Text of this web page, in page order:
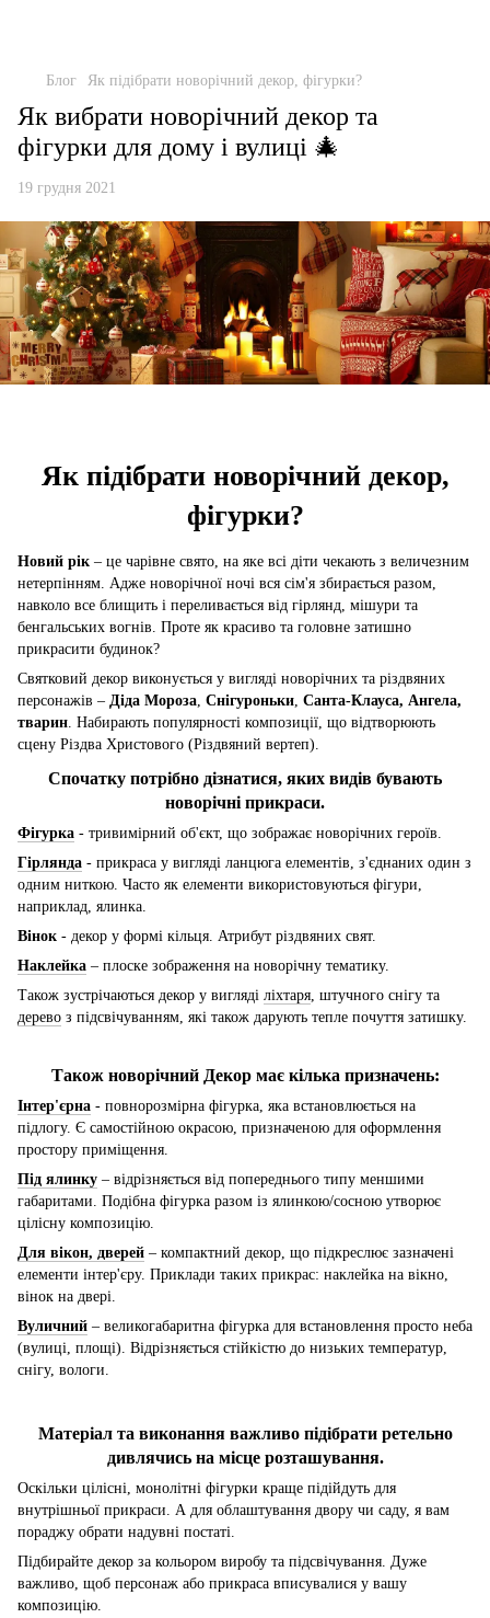
Блог Як підібрати новорічний декор, фігурки?
Як вибрати новорічний декор та
фігурки для дому і вулиці 🎄
19 грудня 2021
Як підібрати новорічний декор,
фігурки?
Новий рік – це чарівне свято, на яке всі діти чекають з величезним
нетерпінням. Адже новорічної ночі вся сім'я збирається разом,
навколо все блищить і переливається від гірлянд, мішури та
бенгальських вогнів. Проте як красиво та головне затишно
прикрасити будинок?
Святковий декор виконується у вигляді новорічних та різдвяних
персонажів – Діда Мороза, Снігуроньки, Санта-Клауса, Ангела,
тварин. Набирають популярності композиції, що відтворюють
сцену Різдва Христового (Різдвяний вертеп).
Спочатку потрібно дізнатися, яких видів бувають
новорічні прикраси.
Фігурка - тривимірний об'єкт, що зображає новорічних героїв.
Гірлянда - прикраса у вигляді ланцюга елементів, з'єднаних один з
одним ниткою. Часто як елементи використовуються фігури,
наприклад, ялинка.
Вінок - декор у формі кільця. Атрибут різдвяних свят.
Наклейка – плоске зображення на новорічну тематику.
Також зустрічаються декор у вигляді ліхтаря, штучного снігу та
дерево з підсвічуванням, які також дарують тепле почуття затишку.
Також новорічний Декор має кілька призначень:
Інтер'єрна - повнорозмірна фігурка, яка встановлюється на
підлогу. Є самостійною окрасою, призначеною для оформлення
простору приміщення.
Під ялинку – відрізняється від попереднього типу меншими
габаритами. Подібна фігурка разом із ялинкою/сосною утворює
цілісну композицію.
Для вікон, дверей – компактний декор, що підкреслює зазначені
елементи інтер'єру. Приклади таких прикрас: наклейка на вікно,
вінок на двері.
Вуличний – великогабаритна фігурка для встановлення просто неба
(вулиці, площі). Відрізняється стійкістю до низьких температур,
снігу, вологи.
Матеріал та виконання важливо підібрати ретельно
дивлячись на місце розташування.
Оскільки цілісні, монолітні фігурки краще підійдуть для
внутрішньої прикраси. А для облаштування двору чи саду, я вам
пораджу обрати надувні постаті.
Підбирайте декор за кольором виробу та підсвічування. Дуже
важливо, щоб персонаж або прикраса вписувалися у вашу
композицію.